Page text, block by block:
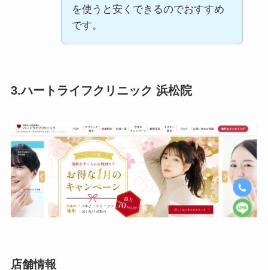
を使うと安くできるのでおすすめ
です。
3.ハートライフクリニック 浜松院
店舗情報